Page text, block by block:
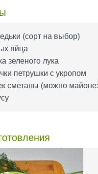
(сорт на выбор)
яйца
зеленого лука
петрушки с укропом
сметаны (можно